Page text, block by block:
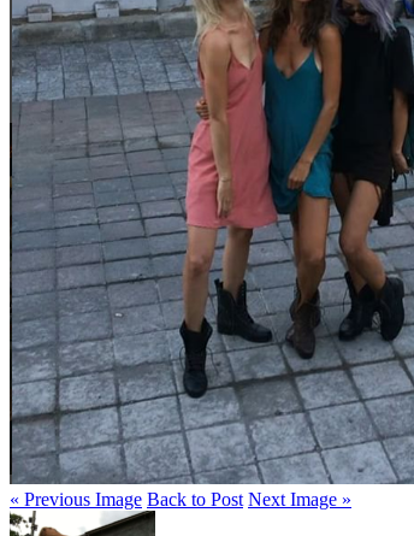
« Previous Image Back to Post Next Image »